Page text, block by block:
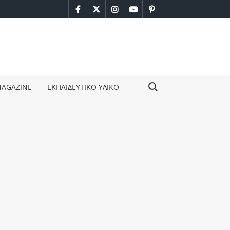
facebook
twitterinstagram
youtubepinterest
ΕΚΠΑΙΔΕΥΤΙΚΟ ΥΛΙΚΟ Search for: